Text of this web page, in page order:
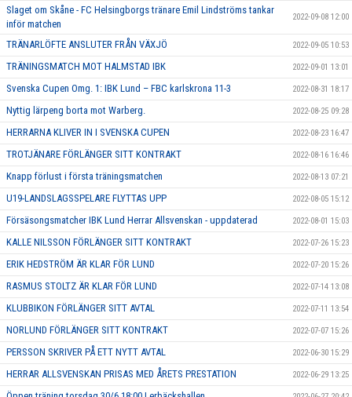
Slaget om Skåne - FC Helsingborgs tränare Emil Lindströms tankar
inför matchen
2022-09-08 12:00
TRÄNARLÖFTE ANSLUTER FRÅN VÄXJÖ 2022-09-05 10:53
TRÄNINGSMATCH MOT HALMSTAD IBK 2022-09-01 13:01
Svenska Cupen Omg. 1: IBK Lund – FBC karlskrona 11-3 2022-08-31 18:17
Nyttig lärpeng borta mot Warberg. 2022-08-25 09:28
HERRARNA KLIVER IN I SVENSKA CUPEN 2022-08-23 16:47
TROTJÄNARE FÖRLÄNGER SITT KONTRAKT 2022-08-16 16:46
Knapp förlust i första träningsmatchen 2022-08-13 07:21
U19-LANDSLAGSSPELARE FLYTTAS UPP 2022-08-05 15:12
Försäsongsmatcher IBK Lund Herrar Allsvenskan - uppdaterad 2022-08-01 15:03
KALLE NILSSON FÖRLÄNGER SITT KONTRAKT 2022-07-26 15:23
ERIK HEDSTRÖM ÄR KLAR FÖR LUND 2022-07-20 15:26
RASMUS STOLTZ ÄR KLAR FÖR LUND 2022-07-14 13:08
KLUBBIKON FÖRLÄNGER SITT AVTAL 2022-07-11 13:54
NORLUND FÖRLÄNGER SITT KONTRAKT 2022-07-07 15:26
PERSSON SKRIVER PÅ ETT NYTT AVTAL 2022-06-30 15:29
HERRAR ALLSVENSKAN PRISAS MED ÅRETS PRESTATION 2022-06-29 13:25